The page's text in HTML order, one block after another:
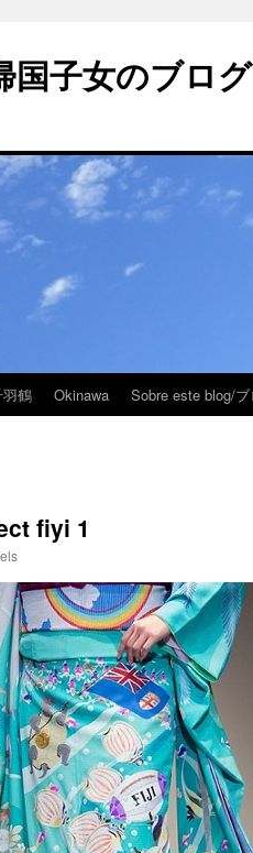
子女のブログ
鶴 Okinawa Sobre este blog/
fiyi 1